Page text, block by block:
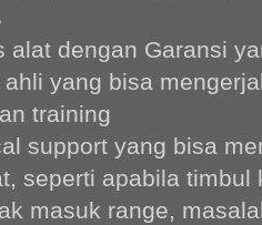
alat dengan Garansi
ahli yang bisa
training
support yang bisa
seperti apabila timbul
masuk range,